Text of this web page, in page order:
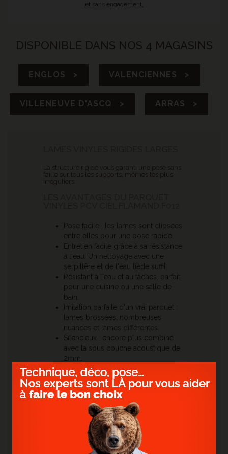
et sans engagement.
DISPONIBLE DANS NOS 4 MAGASINS
ENGLOS > VALENCIENNES >
VILLENEUVE D'ASCQ > ARRAS >
La structure rigide vous garanti une pose sans
faille sur tous les supports, mêmes les plus
Pose facile : les lames sont clipsées
entre elles pour une pose rapide.
Entretien facile grâce à sa résistance
à l'eau. Un nettoyage avec une
serpillère et de l'eau tiède suffit.
Résistant à l'eau et au tâches, parfait
pour une cuisine ou une salle de
bain.
Imitation parfaite d'un vrai parquet :
lames brossées, nombreuses
nuances et lames différentes.
Silencieux : encore plus combiné
avec la sous couche acoustique de
2mm.
Idéal en rénovation : très faible
épaisseur pour une résistance
maximale.
Accessoires assortis
: combinez les plinthes et
autres barres de seuil dans la teinte de votre
Retrouvez également tous nos autres
en vinyle clipsable et PVCde chez